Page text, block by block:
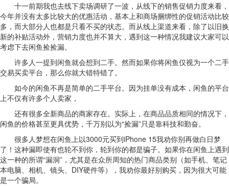
十一前期我也去线下卖场调研了一波，从线下的销售促销力度来看，
今年并没有太多比较大的优惠活动，基本上和商场捆绑性的促销活动比较
多，而大部分人也都是只看不买的状态。而从线上渠道来看，除了以旧换
新的补贴活动外，营销力度也并不算大，遇到这一种情况我建议大家可以
考虑下去闲鱼捡捡漏。
许多人一提到闲鱼就会想到二手。然而如果你将闲鱼仅视为一个二手
交易买卖平台，那么你就大错特错了。
如今的闲鱼不再是简单的二手平台。因为挂单没有成本，闲鱼的平台
上不仅有许多个人卖家，
还有很多全新商品的商家存在。实际上，在商品品质相同的情况下，
闲鱼的价格甚至更具优势，千万别以为“捡漏”只是靠科技和勤奋。
很多人梦想在闲鱼上以3000元买到iPhone 15我劝你别再做白日梦
了！这种漏即使有也轮不到你，轮到你的都是骗子。如果你在闲鱼上遇到
这一种的所谓“漏洞”，尤其是在众所周知的热门商品类别（如手机、笔记
本电脑、相机、镜头、DIY硬件等），我劝你最好别购买，因为很大可能
是一个骗局。